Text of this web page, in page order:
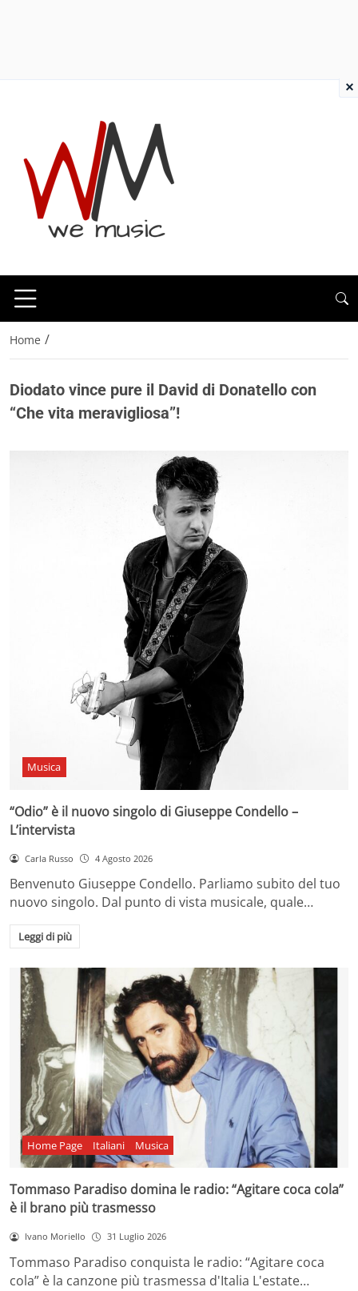
Home /
Diodato vince pure il David di Donatello con
“Che vita meravigliosa”!
Musica
“Odio” è il nuovo singolo di Giuseppe Condello –
L’intervista
Carla Russo 4 Agosto 2026
Benvenuto Giuseppe Condello. Parliamo subito del tuo
nuovo singolo. Dal punto di vista musicale, quale…
Leggi di più
Home Page Italiani Musica
Tommaso Paradiso domina le radio: “Agitare coca cola”
è il brano più trasmesso
Ivano Moriello 31 Luglio 2026
Tommaso Paradiso conquista le radio: “Agitare coca
cola” è la canzone più trasmessa d'Italia L'estate…
×